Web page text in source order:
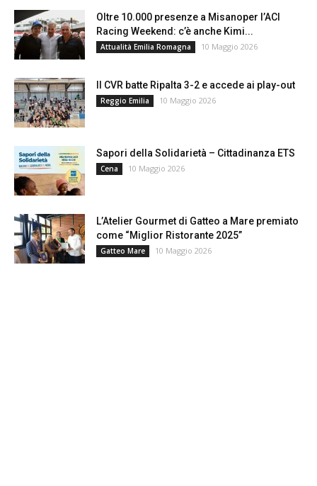
Oltre 10.000 presenze a Misanoper l’ACI
Racing Weekend: c’è anche Kimi...
Attualità Emilia Romagna 10 Maggio 2026
Il CVR batte Ripalta 3-2 e accede ai play-out
Reggio Emilia 10 Maggio 2026
Sapori della Solidarietà – Cittadinanza ETS
Cena 10 Maggio 2026
L’Atelier Gourmet di Gatteo a Mare premiato
come “Miglior Ristorante 2025”
Gatteo Mare 10 Maggio 2026